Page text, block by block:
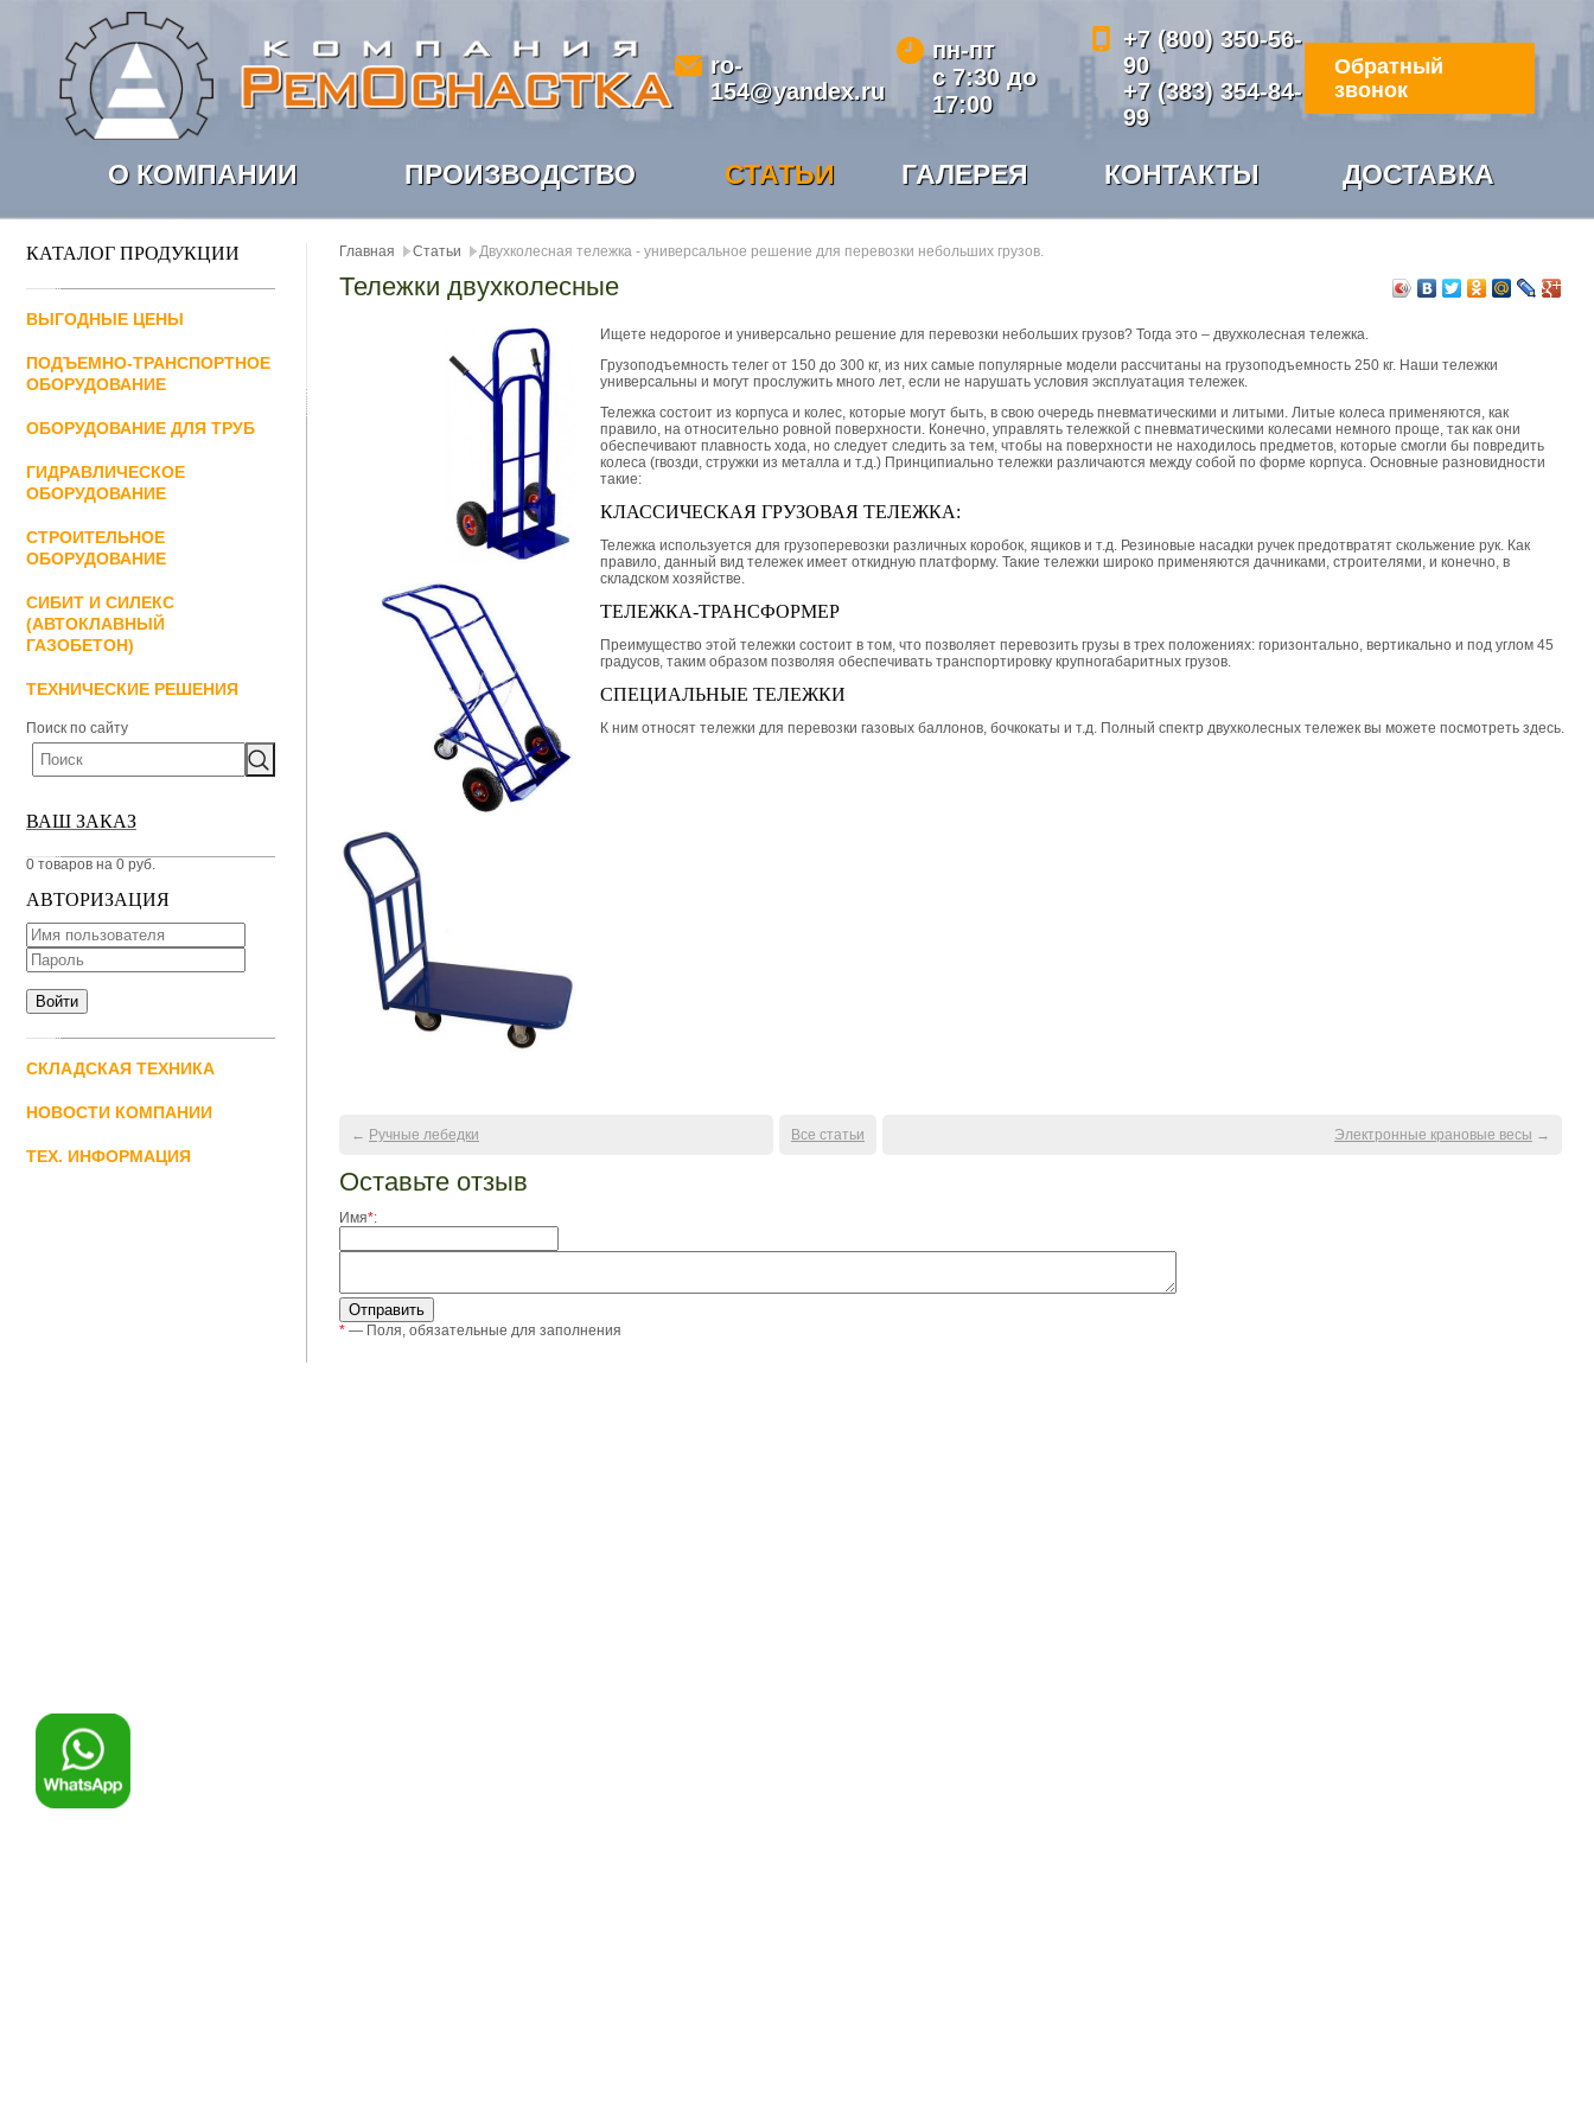
ro-
154@yandex.ru
пн-пт
с 7:30 до
17:00
+7 (800) 350-56-
90
+7 (383) 354-84-
99
Обратный
звонок
О КОМПАНИИ ПРОИЗВОДСТВО СТАТЬИ ГАЛЕРЕЯ КОНТАКТЫ ДОСТАВКА
КАТАЛОГ ПРОДУКЦИИ
ВЫГОДНЫЕ ЦЕНЫ
ПОДЪЕМНО-ТРАНСПОРТНОЕ
ОБОРУДОВАНИЕ
ОБОРУДОВАНИЕ ДЛЯ ТРУБ
ГИДРАВЛИЧЕСКОЕ
ОБОРУДОВАНИЕ
СТРОИТЕЛЬНОЕ
ОБОРУДОВАНИЕ
СИБИТ И СИЛЕКС
(АВТОКЛАВНЫЙ
ГАЗОБЕТОН)
ТЕХНИЧЕСКИЕ РЕШЕНИЯ
Поиск по сайту
ВАШ ЗАКАЗ
0 товаров на 0 руб.
АВТОРИЗАЦИЯ
СКЛАДСКАЯ ТЕХНИКА
НОВОСТИ КОМПАНИИ
ТЕХ. ИНФОРМАЦИЯ
Главная Статьи Двухколесная тележка - универсальное решение для перевозки небольших грузов.
Тележки двухколесные
Ищете недорогое и универсально решение для перевозки небольших грузов? Тогда это – двухколесная тележка.
Грузоподъемность телег от 150 до 300 кг, из них самые популярные модели рассчитаны на грузоподъемность 250 кг. Наши тележки
универсальны и могут прослужить много лет, если не нарушать условия эксплуатация тележек.
Тележка состоит из корпуса и колес, которые могут быть, в свою очередь пневматическими и литыми. Литые колеса применяются, как
правило, на относительно ровной поверхности. Конечно, управлять тележкой с пневматическими колесами немного проще, так как они
обеспечивают плавность хода, но следует следить за тем, чтобы на поверхности не находилось предметов, которые смогли бы повредить
колеса (гвозди, стружки из металла и т.д.) Принципиально тележки различаются между собой по форме корпуса. Основные разновидности
такие:
КЛАССИЧЕСКАЯ ГРУЗОВАЯ ТЕЛЕЖКА:
Тележка используется для грузоперевозки различных коробок, ящиков и т.д. Резиновые насадки ручек предотвратят скольжение рук. Как
правило, данный вид тележек имеет откидную платформу. Такие тележки широко применяются дачниками, строителями, и конечно, в
складском хозяйстве.
ТЕЛЕЖКА-ТРАНСФОРМЕР
Преимущество этой тележки состоит в том, что позволяет перевозить грузы в трех положениях: горизонтально, вертикально и под углом 45
градусов, таким образом позволяя обеспечивать транспортировку крупногабаритных грузов.
СПЕЦИАЛЬНЫЕ ТЕЛЕЖКИ
К ним относят тележки для перевозки газовых баллонов, бочкокаты и т.д. Полный спектр двухколесных тележек вы можете посмотреть здесь.
← Ручные лебедки Все статьи Электронные крановые весы →
Оставьте отзыв
Имя*:
* — Поля, обязательные для заполнения